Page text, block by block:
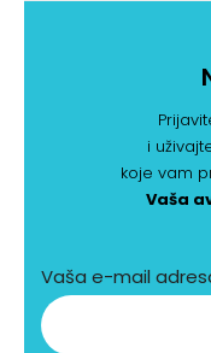
i
koje vam
Vaša
Vaša e-mail